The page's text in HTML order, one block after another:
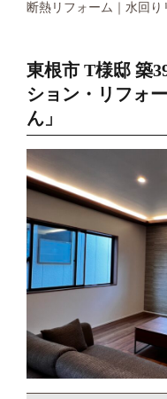
断熱リフォーム 水回り
東根市 T様邸 築
ション・リフォ
ん」